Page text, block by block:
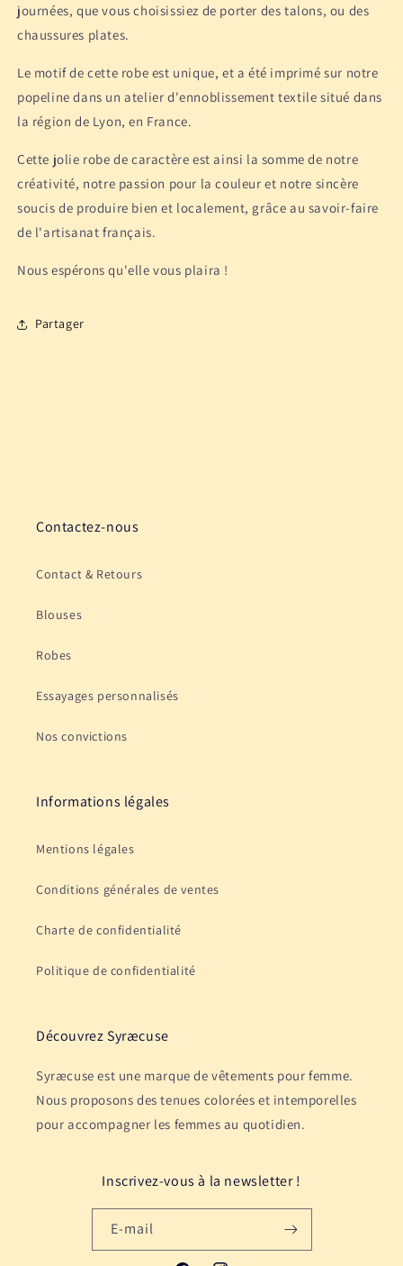
journées, que vous choisissiez de porter des talons, ou des
chaussures plates.
Le motif de cette robe est unique, et a été imprimé sur notre
popeline dans un atelier d'ennoblissement textile situé dans
la région de Lyon, en France.
Cette jolie robe de caractère est ainsi la somme de notre
créativité, notre passion pour la couleur et notre sincère
soucis de produire bien et localement, grâce au savoir-faire
de l'artisanat français.
Nous espérons qu'elle vous plaira !
Partager
Contactez-nous
Contact & Retours
Blouses
Robes
Essayages personnalisés
Nos convictions
Informations légales
Mentions légales
Conditions générales de ventes
Charte de confidentialité
Politique de confidentialité
Découvrez Syræcuse
Syræcuse est une marque de vêtements pour femme.
Nous proposons des tenues colorées et intemporelles
pour accompagner les femmes au quotidien.
Inscrivez-vous à la newsletter !
E-mail